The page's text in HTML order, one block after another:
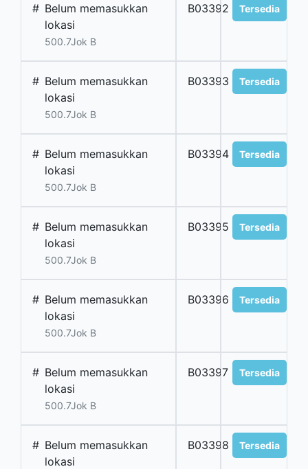
# Belum memasukkan
lokasi
500.7Jok B
B03392 Tersedia
# Belum memasukkan
lokasi
500.7Jok B
B03393 Tersedia
# Belum memasukkan
lokasi
500.7Jok B
B03394 Tersedia
# Belum memasukkan
lokasi
500.7Jok B
B03395 Tersedia
# Belum memasukkan
lokasi
500.7Jok B
B03396 Tersedia
# Belum memasukkan
lokasi
500.7Jok B
B03397 Tersedia
# Belum memasukkan
lokasi
B03398 Tersedia